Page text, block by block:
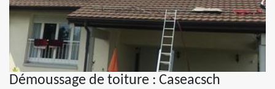
Démoussage de toiture : Caseacsch